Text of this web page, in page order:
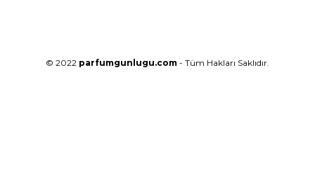
© 2022 parfumgunlugu.com - Tüm Hakları Saklıdır.